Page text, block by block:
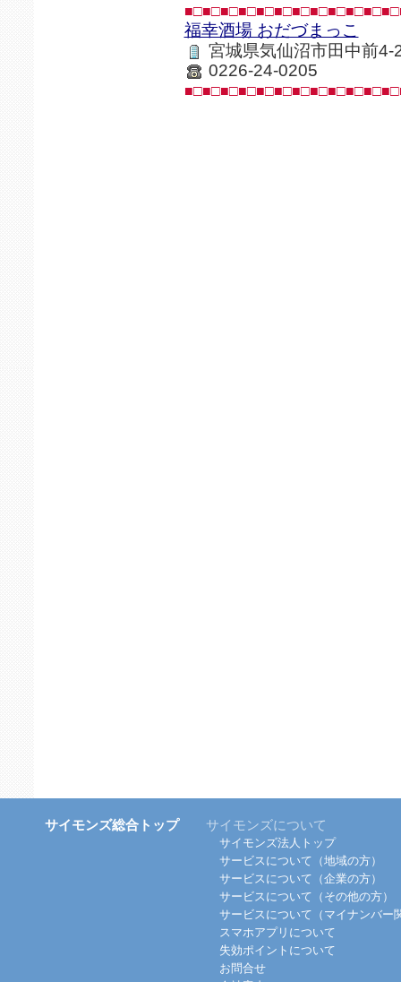
福幸酒場 おだづまっこ
宮城県気仙沼市田中前4-
0226-24-0205
サイモンズ総合トップ サイモンズについて
サイモンズ法人トップ
サービスについて（地域の方）
サービスについて（企業の方）
サービスについて（その他の方）
サービスについて（マイナンバー
スマホアプリについて
失効ポイントについて
お問合せ